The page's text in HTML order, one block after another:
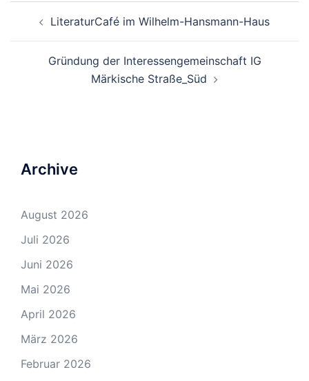
Navigation
LiteraturCafé im Wilhelm-Hansmann-Haus
Gründung der Interessengemeinschaft IG
Märkische Straße_Süd
Archive
August 2026
Juli 2026
Juni 2026
Mai 2026
April 2026
März 2026
Februar 2026